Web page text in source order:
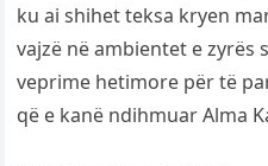
ku ai shihet teksa kryen
vajzë në ambientet e zyrës
veprime hetimore për të
që e kanë ndihmuar Alma